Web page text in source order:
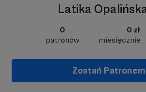
Latika
0
patronów
0 zł
miesięcznie
Zostań Patronem